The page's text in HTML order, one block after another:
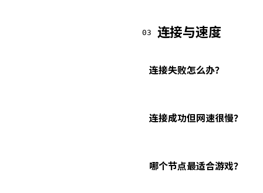
03 连接与速度
连接失败怎么办？
连接成功但网速很慢？
哪个节点最适合游戏？